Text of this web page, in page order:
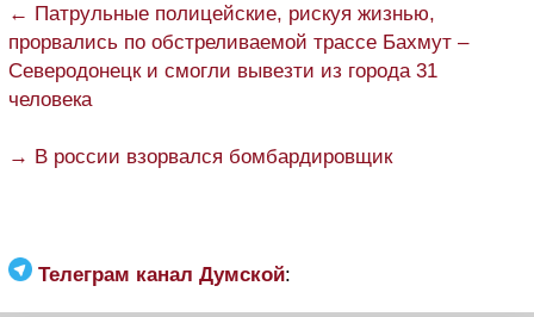
← Патрульные полицейские, рискуя жизнью,
прорвались по обстреливаемой трассе Бахмут –
Северодонецк и смогли вывезти из города 31
человека
→ В россии взорвался бомбардировщик
Телеграм канал Думской: